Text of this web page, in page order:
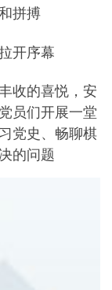
拼搏
开序幕
收的喜悦，安
员们开展一堂
党史、畅聊棋
的问题